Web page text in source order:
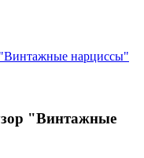
"Винтажные